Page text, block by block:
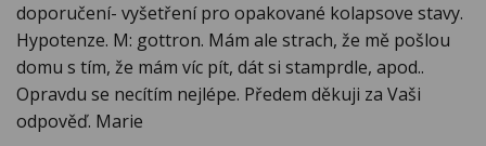
doporučení- vyšetření pro opakované kolapsove stavy.
Hypotenze. M: gottron. Mám ale strach, že mě pošlou
domu s tím, že mám víc pít, dát si stamprdle, apod..
Opravdu se necítím nejlépe. Předem děkuji za Vaši
odpověď. Marie